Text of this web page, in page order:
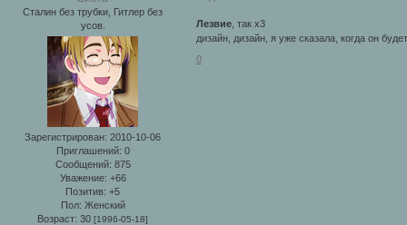
Сталин без трубки, Гитлер без
усов.
Зарегистрирован: 2010-10-06
Приглашений: 0
Сообщений: 875
Уважение: +66
Позитив: +5
Пол: Женский
Возраст: 30[1996-05-18]
Лезвие, так х3
дизайн, дизайн, я уже сказала, когда он
0